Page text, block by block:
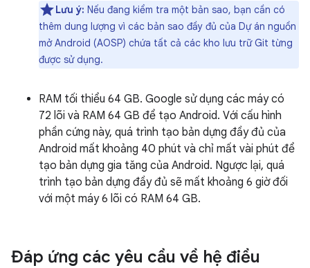
Lưu ý: Nếu đang kiểm tra một bản sao, bạn cần có
thêm dung lượng vì các bản sao đầy đủ của Dự án nguồn
mở Android (AOSP) chứa tất cả các kho lưu trữ Git từng
được sử dụng.
RAM tối thiểu 64 GB. Google sử dụng các máy có
72 lõi và RAM 64 GB để tạo Android. Với cấu hình
phần cứng này, quá trình tạo bản dựng đầy đủ của
Android mất khoảng 40 phút và chỉ mất vài phút để
tạo bản dựng gia tăng của Android. Ngược lại, quá
trình tạo bản dựng đầy đủ sẽ mất khoảng 6 giờ đối
với một máy 6 lõi có RAM 64 GB.
Đáp ứng các yêu cầu về hệ điều